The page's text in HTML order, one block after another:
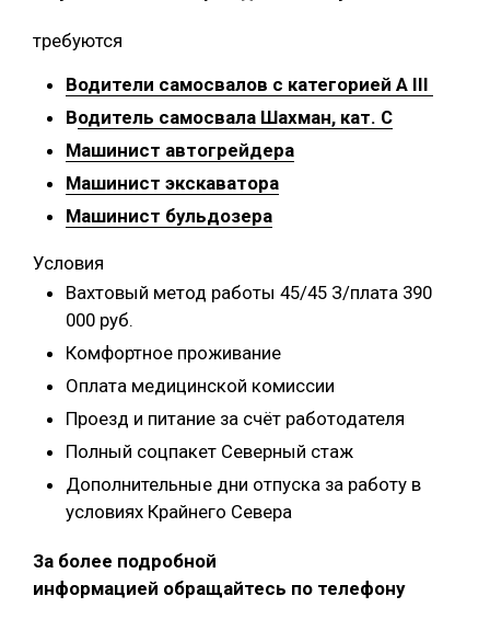
требуются
Водители самосвалов с категорией A III
Водитель самосвала Шахман, кат. С
Машинист автогрейдера
Машинист экскаватора
Машинист бульдозера
Условия
Вахтовый метод работы 45/45 З/плата 390
000 руб.
Комфортное проживание
Оплата медицинской комиссии
Проезд и питание за счёт работодателя
Полный соцпакет Северный стаж
Дополнительные дни отпуска за работу в
условиях Крайнего Севера
За более подробной
информацией обращайтесь по телефону